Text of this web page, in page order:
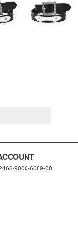
9000-6689-08